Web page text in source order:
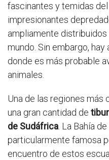
fascinantes y temidas
impresionantes
ampliamente
mundo. Sin embargo,
donde es más probable
animales.
Una de las regiones más
una gran cantidad de
de Sudáfrica . La Bahía
particularmente famosa
encuentro de estos